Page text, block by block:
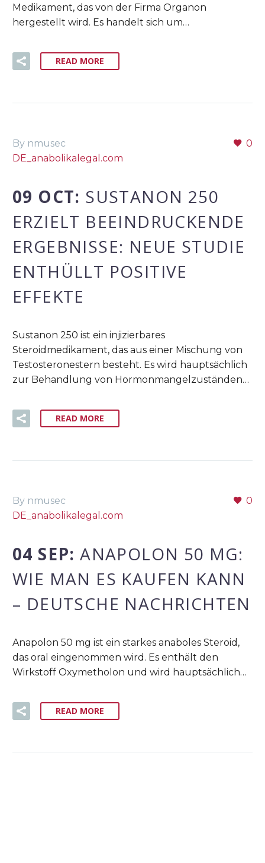
Medikament, das von der Firma Organon
hergestellt wird. Es handelt sich um…
READ MORE
0
By nmusec
DE_anabolikalegal.com
09 OCT: SUSTANON 250
ERZIELT BEEINDRUCKENDE
ERGEBNISSE: NEUE STUDIE
ENTHÜLLT POSITIVE
EFFEKTE
Sustanon 250 ist ein injizierbares
Steroidmedikament, das aus einer Mischung von
Testosteronestern besteht. Es wird hauptsächlich
zur Behandlung von Hormonmangelzuständen…
READ MORE
0
By nmusec
DE_anabolikalegal.com
04 SEP:ANAPOLON 50 MG:
WIE MAN ES KAUFEN KANN
– DEUTSCHE NACHRICHTEN
Anapolon 50 mg ist ein starkes anaboles Steroid,
das oral eingenommen wird. Es enthält den
Wirkstoff Oxymetholon und wird hauptsächlich…
READ MORE